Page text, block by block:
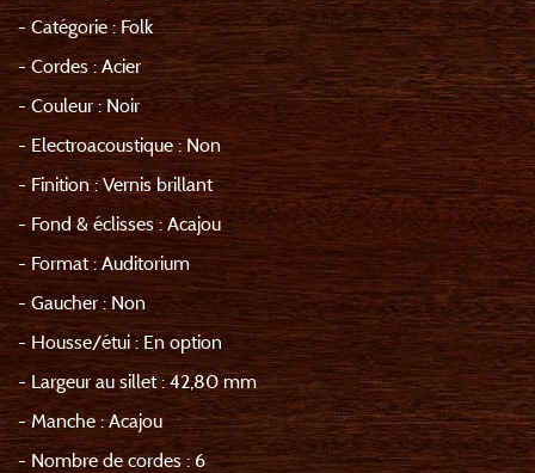
- Catégorie : Folk
- Cordes : Acier
- Couleur : Noir
- Electroacoustique : Non
- Finition : Vernis brillant
- Fond & éclisses : Acajou
- Format : Auditorium
- Gaucher : Non
- Housse/étui : En option
- Largeur au sillet : 42,80 mm
- Manche : Acajou
- Nombre de cordes : 6